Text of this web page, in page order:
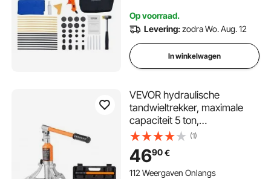
autocarrosserie
Op voorraad.
Levering:zodra Wo. Aug. 12
In winkelwagen
VEVOR hydraulische
tandwieltrekker, maximale
capaciteit 5 ton,
wiellagertrekker, trekker met
2 of 3 klauwen, verticaal en
horizontaal, hydraulische
trekker met 228,6 mm klauw
(1)
4690€
112 Weergaven Onlangs